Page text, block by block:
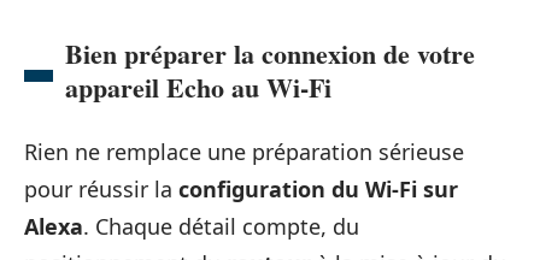
Bien préparer la connexion de votre
appareil Echo au Wi-Fi
Rien ne remplace une préparation sérieuse
pour réussir la configuration du Wi-Fi sur
Alexa. Chaque détail compte, du